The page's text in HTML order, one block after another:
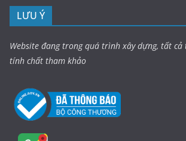
LƯU Ý
Website đang trong quá trình xây dựng, tất
tính chất tham khảo